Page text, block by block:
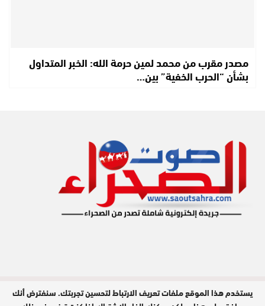
مصدر مقرب من محمد لمين حرمة الله: الخبر المتداول
بشأن “الحرب الخفية” بين…
مدير النشر : محمد الحبيب هويدي / جميع
يستخدم هذا الموقع ملفات تعريف الارتباط لتحسين تجربتك. سنفترض أنك